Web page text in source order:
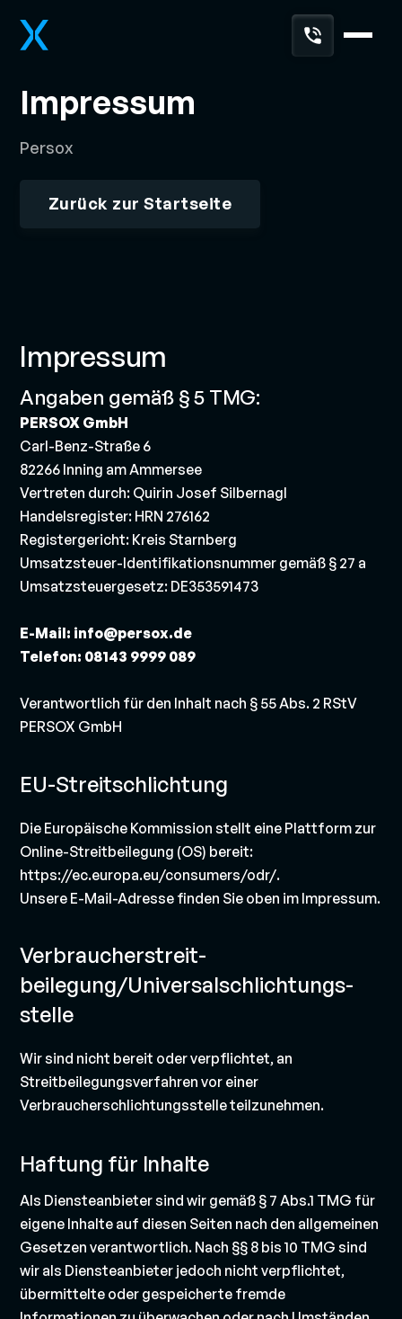
Impressum
Persox
Zurück zur Startseite
Impressum
Angaben gemäß § 5 TMG:
PERSOX GmbH
Carl-Benz-Straße 6
82266 Inning am Ammersee
Vertreten durch: Quirin Josef Silbernagl
Handelsregister: HRN 276162
Registergericht: Kreis Starnberg
Umsatzsteuer-Identifikationsnummer gemäß § 27 a
Umsatzsteuergesetz: DE353591473
E-Mail: info@persox.de
Telefon: 08143 9999 089
Verantwortlich für den Inhalt nach § 55 Abs. 2 RStV
PERSOX GmbH
EU-Streitschlichtung
Die Europäische Kommission stellt eine Plattform zur
Online-Streitbeilegung (OS) bereit:
https://ec.europa.eu/consumers/odr/.
Unsere E-Mail-Adresse finden Sie oben im Impressum.
Verbraucher­streit­
beilegung/Universal­schlichtungs­
stelle
Wir sind nicht bereit oder verpflichtet, an
Streitbeilegungsverfahren vor einer
Verbraucherschlichtungsstelle teilzunehmen.
Haftung für Inhalte
Als Diensteanbieter sind wir gemäß § 7 Abs.1 TMG für
eigene Inhalte auf diesen Seiten nach den allgemeinen
Gesetzen verantwortlich. Nach §§ 8 bis 10 TMG sind
wir als Diensteanbieter jedoch nicht verpflichtet,
übermittelte oder gespeicherte fremde